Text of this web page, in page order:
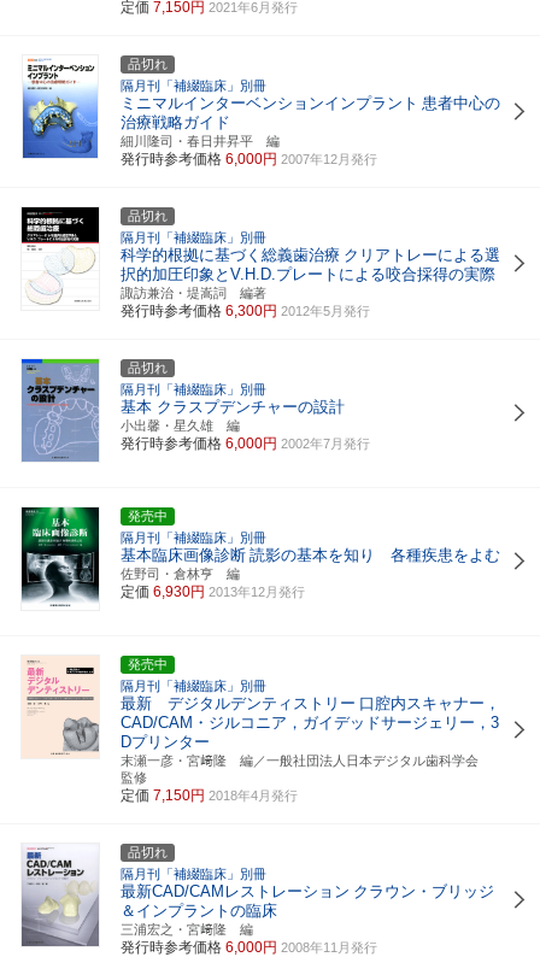
定価 7,150円 2021年6月発行
品切れ
隔月刊「補綴臨床」別冊
ミニマルインターベンションインプラント 患者中心の
治療戦略ガイド
細川隆司・春日井昇平 編
発行時参考価格 6,000円 2007年12月発行
品切れ
隔月刊「補綴臨床」別冊
科学的根拠に基づく総義歯治療 クリアトレーによる選
択的加圧印象とV.H.D.プレートによる咬合採得の実際
諏訪兼治・堤嵩詞 編著
発行時参考価格 6,300円 2012年5月発行
品切れ
隔月刊「補綴臨床」別冊
基本 クラスプデンチャーの設計
小出馨・星久雄 編
発行時参考価格 6,000円 2002年7月発行
発売中
隔月刊「補綴臨床」別冊
基本臨床画像診断 読影の基本を知り 各種疾患をよむ
佐野司・倉林亨 編
定価 6,930円 2013年12月発行
発売中
隔月刊「補綴臨床」別冊
最新 デジタルデンティストリー 口腔内スキャナー，
CAD/CAM・ジルコニア，ガイデッドサージェリー，3
Dプリンター
末瀬一彦・宮﨑隆 編／一般社団法人日本デジタル歯科学会
監修
定価 7,150円 2018年4月発行
品切れ
隔月刊「補綴臨床」別冊
最新CAD/CAMレストレーション クラウン・ブリッジ
＆インプラントの臨床
三浦宏之・宮﨑隆 編
発行時参考価格 6,000円 2008年11月発行